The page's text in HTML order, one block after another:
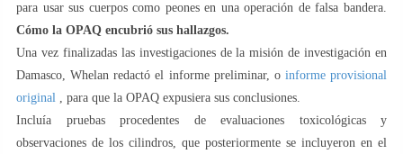
para usar sus cuerpos como peones en una operación de falsa bandera.
Cómo la OPAQ encubrió sus hallazgos.
Una vez finalizadas las investigaciones de la misión de investigación en
Damasco, Whelan redactó el informe preliminar, o informe provisional
original , para que la OPAQ expusiera sus conclusiones.
Incluía pruebas procedentes de evaluaciones toxicológicas y
observaciones de los cilindros, que posteriormente se incluyeron en el